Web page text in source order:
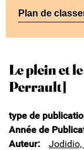
Plan de
Le plein et
Perrault]
type de
Année de
Auteur
Jodidio,